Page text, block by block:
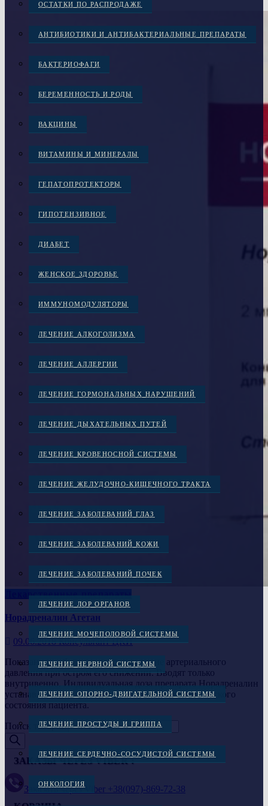
ОСТАТКИ ПО РАСПРОДАЖЕ
АНТИБИОТИКИ И АНТИБАКТЕРИАЛЬНЫЕ ПРЕПАРАТЫ
БАКТЕРИОФАГИ
БЕРЕМЕННОСТЬ И РОДЫ
ВАКЦИНЫ
ВИТАМИНЫ И МИНЕРАЛЫ
ГЕПАТОПРОТЕКТОРЫ
ГИПОТЕНЗИВНОЕ
ДИАБЕТ
ЖЕНСКОЕ ЗДОРОВЬЕ
ИММУНОМОДУЛЯТОРЫ
ЛЕЧЕНИЕ АЛКОГОЛИЗМА
ЛЕЧЕНИЕ АЛЛЕРГИИ
ЛЕЧЕНИЕ ГОРМОНАЛЬНЫХ НАРУШЕНИЙ
ЛЕЧЕНИЕ ДЫХАТЕЛЬНЫХ ПУТЕЙ
ЛЕЧЕНИЕ КРОВЕНОСНОЙ СИСТЕМЫ
ЛЕЧЕНИЕ ЖЕЛУДОЧНО-КИШЕЧНОГО ТРАКТА
ЛЕЧЕНИЕ ЗАБОЛЕВАНИЙ ГЛАЗ
ЛЕЧЕНИЕ ЗАБОЛЕВАНИЙ КОЖИ
ЛЕЧЕНИЕ ЗАБОЛЕВАНИЙ ПОЧЕК
ЛЕЧЕНИЕ ЛОР ОРГАНОВ
ЛЕЧЕНИЕ МОЧЕПОЛОВОЙ СИСТЕМЫ
ЛЕЧЕНИЕ НЕРВНОЙ СИСТЕМЫ
ЛЕЧЕНИЕ ОПОРНО-ДВИГАТЕЛЬНОЙ СИСТЕМЫ
ЛЕЧЕНИЕ ПРОСТУДЫ И ГРИППА
ЛЕЧЕНИЕ СЕРДЕЧНО-СОСУДИСТОЙ СИСТЕМЫ
ОНКОЛОГИЯ
Лекарственные препараты
Норадреналин Агетан
09.06.2018Консультант ЦКИ
Показания — быстрое восстановление артериального
давления при остром его снижении. Вводят только
внутривенно. Индивидуальная доза препарата Норадреналин
устанавливается врачом в зависимости от клинического
состояния пациента.
Поиск товаров
ЗАКАЗЫ ЧЕРЕЗ VIBER :
Заказать через Viber +38(097)-869-72-38